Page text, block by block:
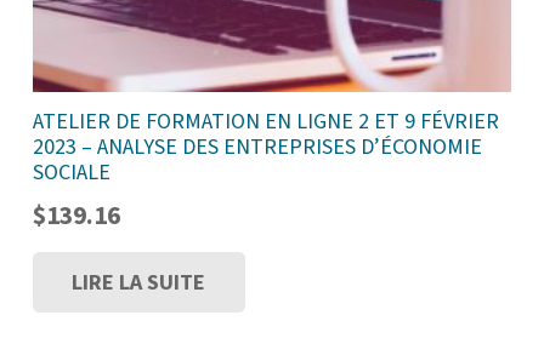
ATELIER DE FORMATION EN LIGNE 2 ET 9 FÉVRIER
2023 – ANALYSE DES ENTREPRISES D’ÉCONOMIE
SOCIALE
$139.16
LIRE LA SUITE